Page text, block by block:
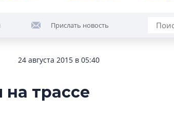
Прислать новость
24 августа 2015 в 05:40
на трассе